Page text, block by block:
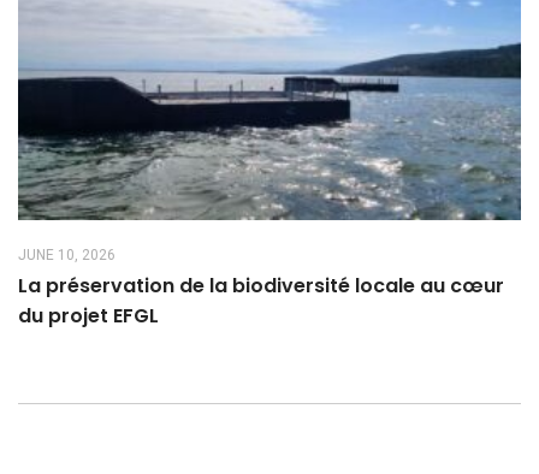
JUNE 10, 2026
La préservation de la biodiversité locale au cœur
du projet EFGL